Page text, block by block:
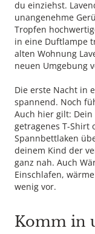
du einziehst.
unangenehme
Tropfen
in eine Duftlampe
alten Wohnung
neuen Umgebung
Die erste Nacht in
spannend. Noch
Auch hier gilt:
getragenes T-Shirt
Spannbettlaken
deinem Kind der
ganz nah. Auch
Einschlafen,
wenig vor.
Komm in